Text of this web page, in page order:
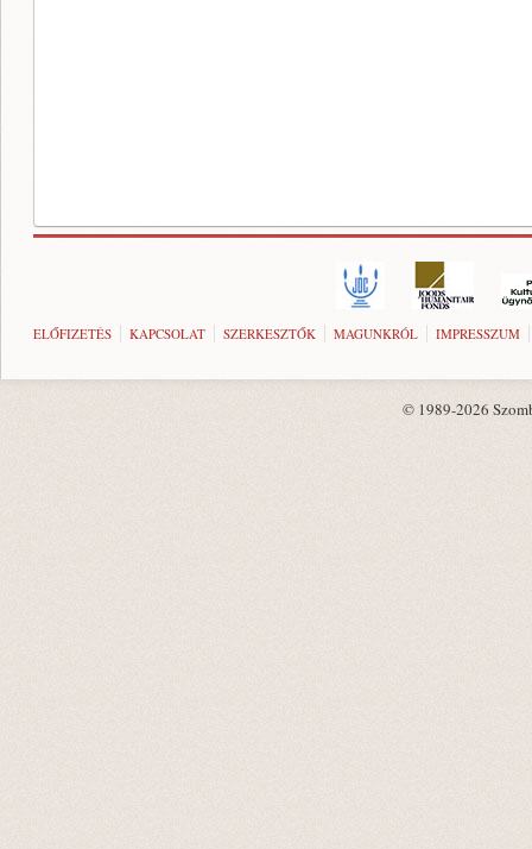
ELŐFIZETÉS KAPCSOLAT SZERKESZTŐK MAGUNKRÓL IMPRESSZUM
© 1989-2026